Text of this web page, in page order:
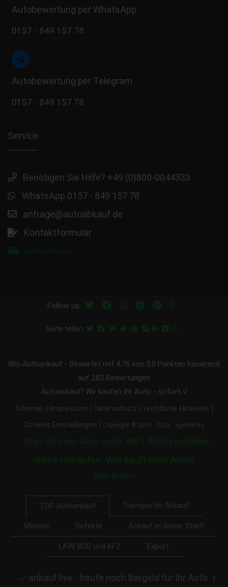
Autobewertung per WhatsApp
0157 - 849 157 78
Autobewertung per Telegram
0157 - 849 157 78
Service
Benötigen Sie Hilfe? +49 (0)800-0044333
WhatsApp 0157 - 849 157 78
anfrage@autoabkauf.de
Kontaktformular
Follow us:
Seite teilen:
Wo-Autoankauf - Bewertet mit 4.76 von 5.0 Punkten basierend
auf 282 Bewertungen
Autoankauf! Wir kaufen Ihr Auto - sofort √
Sitemap Impressum Datenschutz / rechtliche Hinweise
Cookies Einstellungen Copyright © 2005 - 2026 - egeMotors
Was ist mein Auto noch Wert Motorschaden
online verkaufen
Wer kauft mein Auto?
Auto Events
TOP Autoankauf Transporter Ankauf
Marken Defekte Ankauf in deiner Stadt
LKW, BUS und KFZ Export
ankauf.live - heute noch Bargeld für Ihr Auto